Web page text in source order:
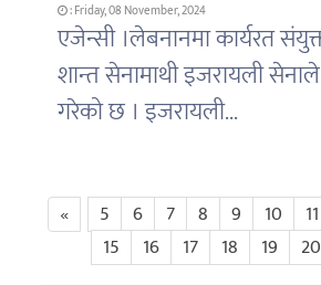
: Friday, 08 November, 2024
एजेन्सी ।लेबनानमा कार्यरत
शान्त सेनामाथी इजरायली
गरेको छ । इजरायली...
« 5 6 7 8 9 10 11
15
16 17 18 19 20